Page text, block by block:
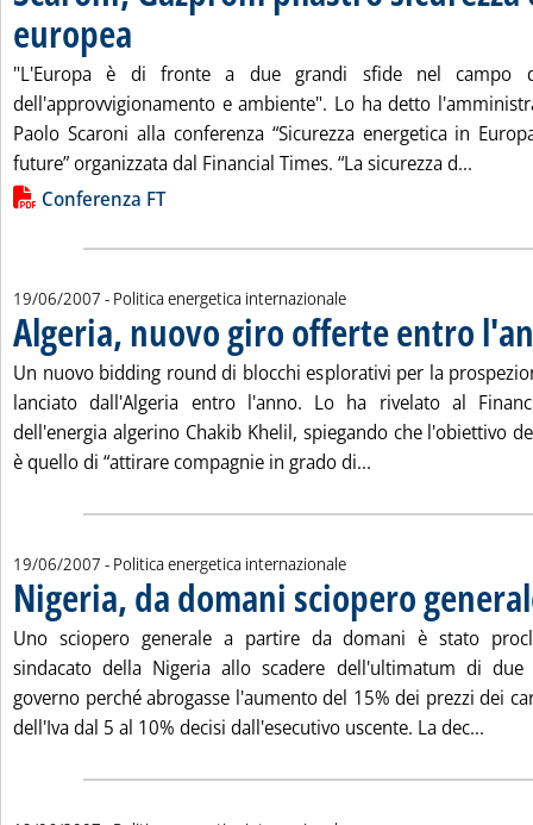
europea . Pubblicata martedì 19 giugno 2007 alle 16.40.
"L'Europa è di fronte a due grandi sfide nel campo
dell'approvvigionamento e ambiente". Lo ha detto
Paolo Scaroni alla conferenza “Sicurezza energetica in
future” organizzata dal Financial Times. “La sicurezza d...
Lista allegati PDF alla notizia
Conferenza FT
19/06/2007 - Politica energetica internazionale
Algeria, nuovo giro offerte entro
Un nuovo bidding round di blocchi esplorativi per la
lanciato dall'Algeria entro l'anno. Lo ha rivelato al
dell'energia algerino Chakib Khelil, spiegando che l'obiettivo
è quello di “attirare compagnie in grado di...
19/06/2007 - Politica energetica internazionale
Nigeria, da domani sciopero
Uno sciopero generale a partire da domani è stato
sindacato della Nigeria allo scadere dell'ultimatum di due
governo perché abrogasse l'aumento del 15% dei prezzi dei
dell'Iva dal 5 al 10% decisi dall'esecutivo uscente. La dec...